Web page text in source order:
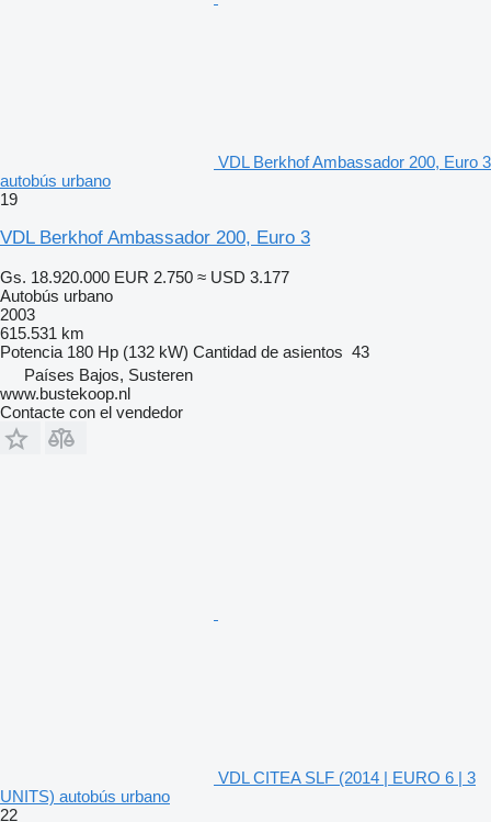
VDL Berkhof Ambassador 200, Euro 3
autobús urbano
19
VDL Berkhof Ambassador 200, Euro 3
Gs. 18.920.000 EUR 2.750 ≈ USD 3.177
Autobús urbano
2003
615.531 km
Potencia 180 Hp (132 kW) Cantidad de asientos 43
Países Bajos, Susteren
www.bustekoop.nl
Contacte con el vendedor
VDL CITEA SLF (2014 | EURO 6 | 3
UNITS) autobús urbano
22